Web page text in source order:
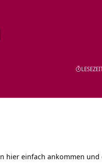
hier einfach ankommen